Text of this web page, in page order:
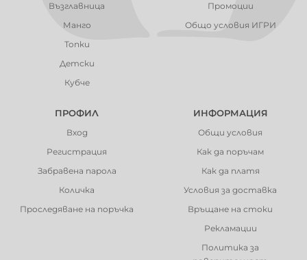
Възглавница
Манго
Топки
Детски
Кубче
Промоции
Общо условия ИГРИ
ПРОФИЛ
Вход
Регистрация
Забравена парола
Количка
Проследяване на поръчка
ИНФОРМАЦИЯ
Общи условия
Как да поръчам
Как да платя
Условия за доставка
Връщане на стоки
Рекламации
Политика за